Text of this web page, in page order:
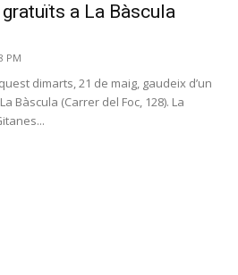
a La Bàscula
PM
dimarts, 21 de maig, gaudeix d’un
Bàscula (Carrer del Foc, 128). La